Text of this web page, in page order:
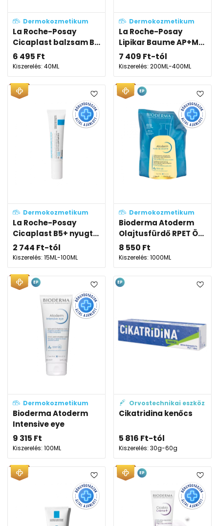
Dermokozmetikum
La Roche-Posay
Cicaplast balzsam B...
6 495 Ft
Kiszerelés: 40ML
Dermokozmetikum
La Roche-Posay
Lipikar Baume AP+M...
7 409 Ft-tól
Kiszerelés: 200ML-400ML
Dermokozmetikum
La Roche-Posay
Cicaplast B5+ nyugt...
2 744 Ft-tól
Kiszerelés: 15ML-100ML
Dermokozmetikum
Bioderma Atoderm
Olajtusfürdő RPET Ö...
8 550 Ft
Kiszerelés: 1000ML
EP
Dermokozmetikum
Bioderma Atoderm
Intensive eye
9 315 Ft
Kiszerelés: 100ML
EP
Orvostechnikai eszköz
Cikatridina kenőcs
5 816 Ft-tól
Kiszerelés: 30g-60g
EP
EP